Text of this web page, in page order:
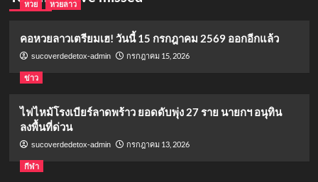
หวย หวยลาว
คอหวยลาวเตรียมเฮ! วันนี้ 15 กรกฎาคม 2569 ออกอีกแล้ว
sucoverdedetox-admin กรกฎาคม 15, 2026
ข่าว
ไฟไหม้โรงเบียร์ลาดพร้าว ยอดดับพุ่ง 27 ราย นายกฯ อนุทิน
ลงพื้นที่ด่วน
sucoverdedetox-admin กรกฎาคม 13, 2026
กีฬา